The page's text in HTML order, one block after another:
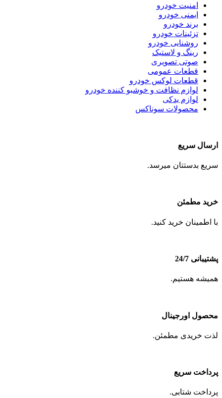
امنیت خودرو
ایمنی خودرو
برند خودرو
تزئینات خودرو
روشنایی خودرو
رینگ و لاستیک
صوتی تصویری
قطعات عمومی
قطعات لوکس خودرو
لوازم نظافت و خوشبو کننده خودرو
لوازم یدکی
محصولات سوناکس
ارسال سریع
سریع بدستتان میرسد.
خرید مطمئن
با اطمینان خرید کنید.
پشتیبانی 24/7
همیشه هستیم.
محصول اورجینال
لذت خریدی مطمئن.
پرداخت سریع
پرداخت شتابی.